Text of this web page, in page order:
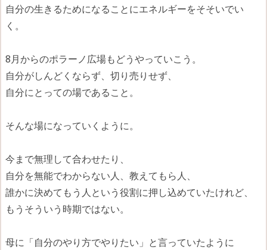
自分の生きるためになることにエネルギーをそそいでい
く。
8月からのポラーノ広場もどうやっていこう。
自分がしんどくならず、切り売りせず、
自分にとっての場であること。
そんな場になっていくように。
今まで無理して合わせたり、
自分を無能でわからない人、教えてもら人、
誰かに決めてもう人という役割に押し込めていたけれど、
もうそういう時期ではない。
母に「自分のやり方でやりたい」と言っていたように